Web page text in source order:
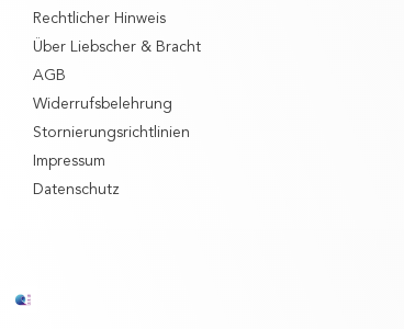
Rechtlicher Hinweis
Über Liebscher & Bracht
AGB
Widerrufsbelehrung
Stornierungsrichtlinien
Impressum
Datenschutz